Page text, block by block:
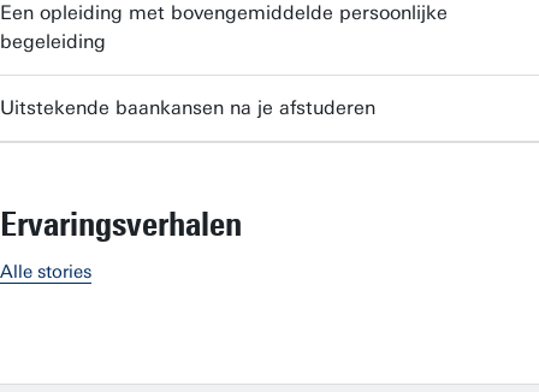
Een opleiding met bovengemiddelde persoonlijke
begeleiding
Uitstekende baankansen na je afstuderen
Ervaringsverhalen
Alle stories